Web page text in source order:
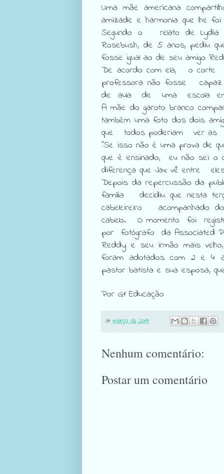
Uma mãe americana
amizade eharmonia que lhe
Segundo o
relato de
Rosebush, de 5 anos, pediu
fosse igual ao de seu amigo
De acordo com ela, o corte
professora não fosse
capaz
de aula de uma escola
A mãe do garoto branco
também umafoto dos dois
que
todos poderiam ver as
"Se isso não é uma prova de
que é ensinado,
eu não sei o
diferença que Jax vê entre
Depois da repercussão da
família decidiu que nesta
cabeleireiro
acompanhado
cabelo.
O momento foi
por fotógrafo da Associated
Reddy e seu irmão mais
foram adotadoscom 2 e 4
pastor batista e sua esposa,
Por G1 Educação
atmarço 03, 2017
Nenhum comentário:
Postar um comentário